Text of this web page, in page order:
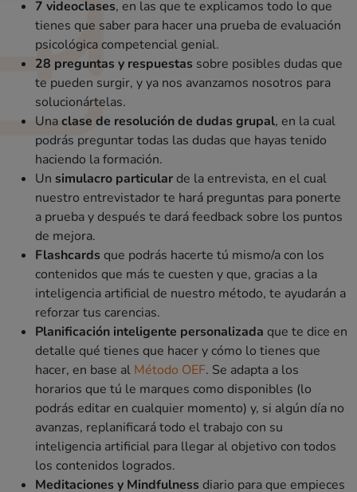
7 videoclases, en las que te explicamos todo lo que
tienes que saber para hacer una prueba de evaluación
psicológica competencial genial.
28 preguntas y respuestas sobre posibles dudas que
te pueden surgir, y ya nos avanzamos nosotros para
solucionártelas.
Unaclase de resolución de dudas grupal, en la cual
podrás preguntar todas las dudas que hayas tenido
haciendo la formación.
Un simulacro particularde la entrevista, en el cual
nuestro entrevistador te hará preguntas para ponerte
a prueba y después te dará feedback sobre los puntos
de mejora.
Flashcards que podrás hacerte tú mismo/a con los
contenidos que más te cuesten y que, gracias a la
inteligencia artificial de nuestro método, te ayudarán a
reforzar tus carencias.
Planificación inteligente personalizada que te dice en
detalle qué tienes que hacer y cómo lo tienes que
hacer, en base al Método OEF. Se adapta a los
horarios que tú le marques como disponibles (lo
podrás editar en cualquier momento) y, si algún día no
avanzas, replanificará todo el trabajo con su
inteligencia artificial para llegar al objetivo con todos
los contenidos logrados.
Meditaciones y Mindfulness diario para que empieces